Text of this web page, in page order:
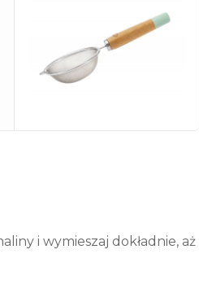
i wymieszaj dokładnie, aż